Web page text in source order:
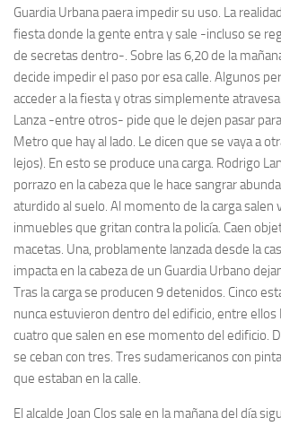
Guardia Urbana paera impedir su uso. La
fiesta donde la gente entra y sale -incluso se
de secretas dentro-. Sobre las 6,20 de la
decide impedir el paso por esa calle. Algunos
acceder a la fiesta y otras simplemente
Lanza -entre otros- pide que le dejen pasar
Metro que hay al lado. Le dicen que se vaya a
lejos). En esto se produce una carga. Rodrigo
porrazo en la cabeza que le hace sangrar
aturdido al suelo. Al momento de la carga salen
inmuebles que gritan contra la policía. Caen
macetas. Una, problamente lanzada desde la
impacta en la cabeza de un Guardia Urbano
Tras la carga se producen 9 detenidos. Cinco
nunca estuvieron dentro del edificio, entre ellos
cuatro que salen en ese momento del edificio.
se ceban con tres. Tres sudamericanos con
que estaban en la calle.
El alcalde Joan Clos sale en la mañana del día